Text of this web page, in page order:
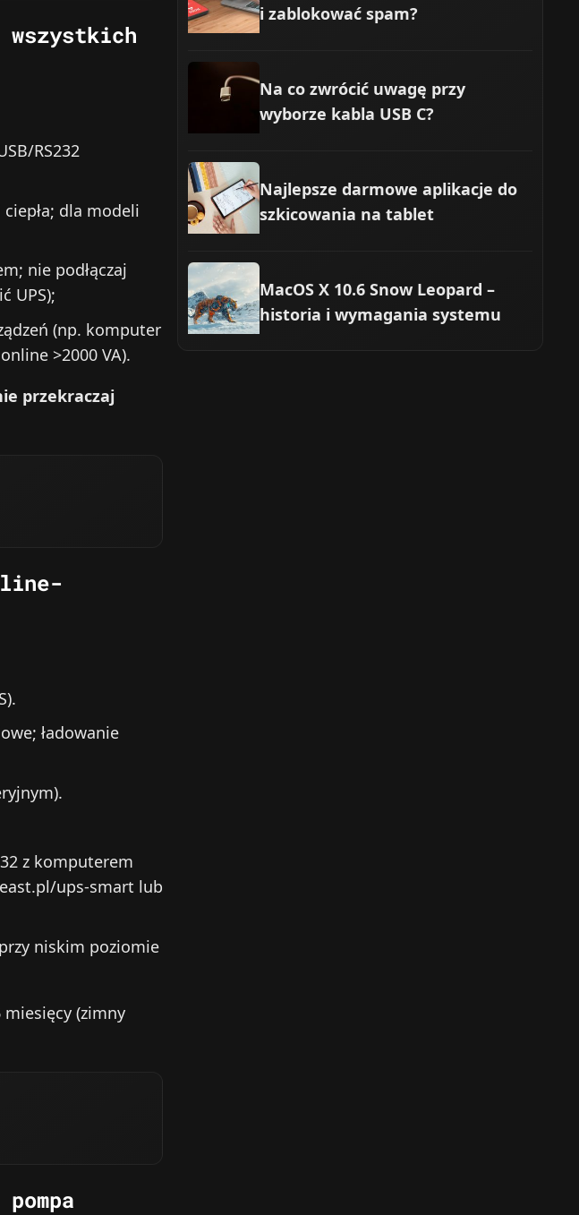
wszystkich
RS232
dla modeli
nie podłączaj
UPS);
(np. komputer
>2000 VA).
przekraczaj
line-
ładowanie
z komputerem
ups-smart lub
niskim poziomie
miesięcy (zimny
i zablokować spam?
Na co zwrócić uwagę przy
wyborze kabla USB C?
Najlepsze darmowe aplikacje do
szkicowania na tablet
MacOS X 10.6 Snow Leopard –
historia i wymagania systemu